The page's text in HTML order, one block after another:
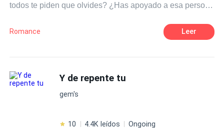
todos te piden que olvides? ¿Has apoyado a esa persona
a alguien imposible? Pues te diré algo, esa es la rutina
mejor renunciar a todo.
Romance Leer
Y de repente tu
gem's
10 4.4K leídos Ongoing